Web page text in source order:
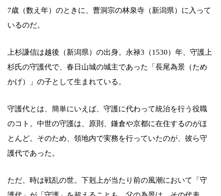
7歳（数え年）のときに、曹洞宗の林泉寺（新潟県）に入って
いるのだ。
上杉謙信は越後（新潟県）の出身。永禄3（1530）年、守護上
杉氏の守護代で、春日山城の城主であった「長尾為景（ため
かげ）」の子として生まれている。
守護代とは、簡単にいえば、守護に代わって統治を行う役職
のコト。中世の守護は、原則、鎌倉や京都に在住するのがほ
とんど。そのため、領地内で実務を行っていたのが、彼ら守
護代であった。
ただ、時は戦乱の世。下剋上が当たり前の風潮において「守